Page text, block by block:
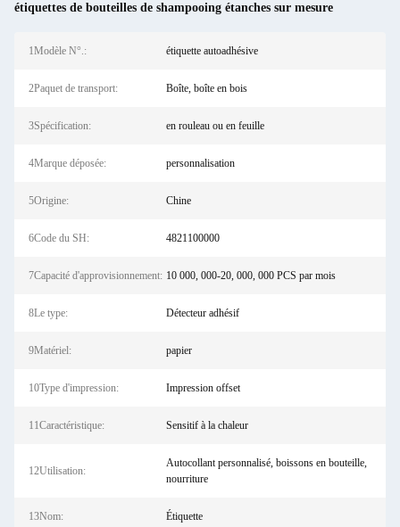
étiquettes de bouteilles de shampooing étanches sur mesure
1Modèle N°.: étiquette autoadhésive
2Paquet de transport: Boîte, boîte en bois
3Spécification: en rouleau ou en feuille
4Marque déposée: personnalisation
5Origine: Chine
6Code du SH: 4821100000
7Capacité d'approvisionnement: 10 000, 000-20, 000, 000 PCS par mois
8Le type: Détecteur adhésif
9Matériel: papier
10Type d'impression: Impression offset
11Caractéristique: Sensitif à la chaleur
12Utilisation:
Autocollant personnalisé, boissons en bouteille,
nourriture
13Nom: Étiquette